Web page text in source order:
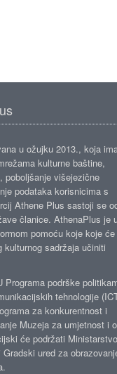
u ožujku 2013., koja
kulturne baštine,
poboljšanje višejezične
podataka korisnicima s
Athene Plus sastoji se
članice. AthenaPlus je
pomoću koje koje će
sadržaja učiniti
Programa podrške
tehnologije
za konkurentnost i
Muzeja za umjetnost i
će podržati Ministarstvo
ured za